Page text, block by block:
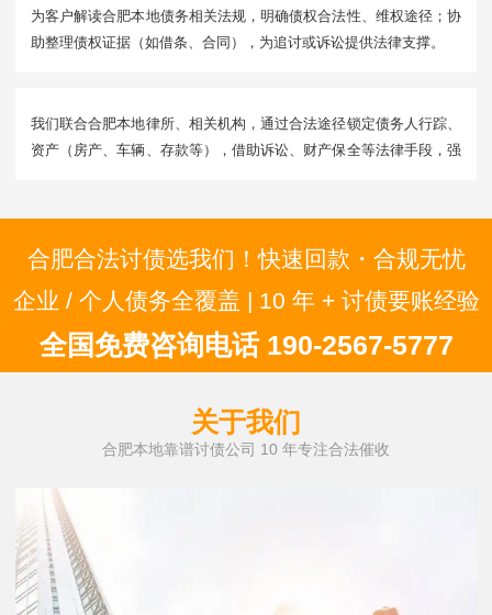
为客户解读合肥本地债务相关法规，明确债权合法性、维权途径；协
助整理债权证据（如借条、合同），为追讨或诉讼提供法律支撑。
我们联合合肥本地律所、相关机构，通过合法途径锁定债务人行踪、
资产（房产、车辆、存款等），借助诉讼、财产保全等法律手段，强
合肥合法讨债选我们！快速回款・合规无忧
企业 / 个人债务全覆盖 | 10 年 + 讨债要账经验
全国免费咨询电话 190-2567-5777
关于我们
合肥本地靠谱讨债公司 10 年专注合法催收